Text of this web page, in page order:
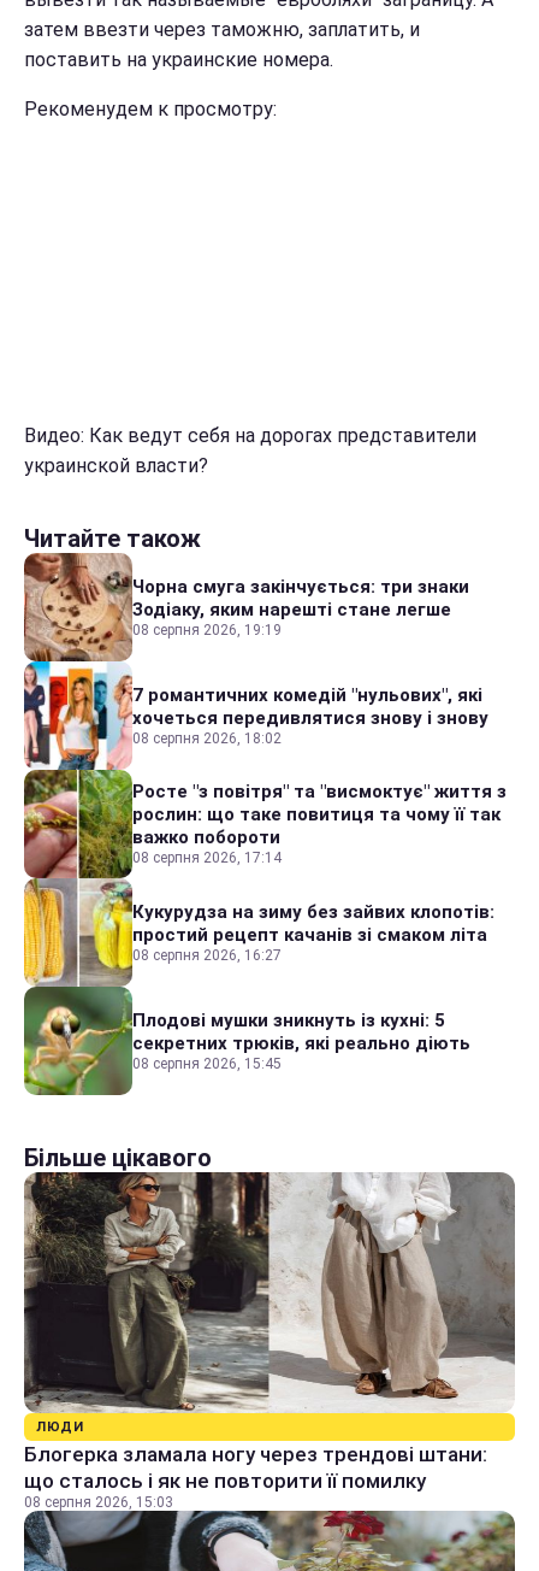
затем ввезти через таможню, заплатить, и
поставить на украинские номера.
Рекоменудем к просмотру:
Видео: Как ведут себя на дорогах представители
украинской власти?
Читайте також
Чорна смуга закінчується: три знаки
Зодіаку, яким нарешті стане легше
08 серпня 2026, 19:19
7 романтичних комедій "нульових", які
хочеться передивлятися знову і знову
08 серпня 2026, 18:02
Росте "з повітря" та "висмоктує" життя з
рослин: що таке повитиця та чому її так
важко побороти
08 серпня 2026, 17:14
Кукурудза на зиму без зайвих клопотів:
простий рецепт качанів зі смаком літа
08 серпня 2026, 16:27
Плодові мушки зникнуть із кухні: 5
секретних трюків, які реально діють
08 серпня 2026, 15:45
Більше цікавого
ЛЮДИ
Блогерка зламала ногу через трендові штани:
що сталось і як не повторити її помилку
08 серпня 2026, 15:03